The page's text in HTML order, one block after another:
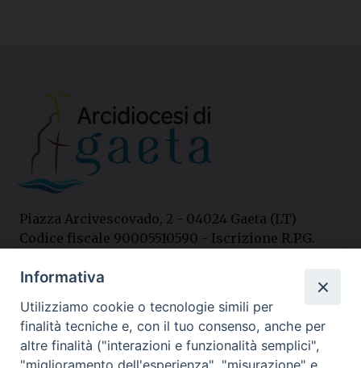
Piazza Arcivescovado, 2 - 04024 Gaeta (LT)
Codice fiscale 90005510590 - Iscrizione R.P.G.
Contatti
Curia
Tel. 0771.740341
Informativa
Utilizziamo cookie o tecnologie simili per
finalità tecniche e, con il tuo consenso, anche per
altre finalità ("interazioni e funzionalità semplici",